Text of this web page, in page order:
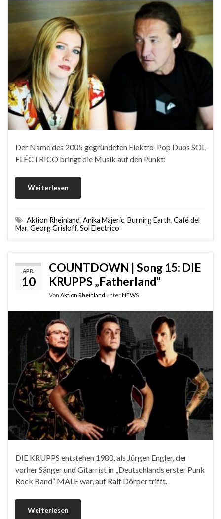
Der Name des 2005 gegründeten Elektro-Pop Duos SOL
ELÉCTRICO bringt die Musik auf den Punkt:
Weiterlesen
Aktion Rheinland, Anika Majeric, Burning Earth, Café del
Mar, Georg Grisloff, Sol Electrico
APR.
10
COUNTDOWN | Song 15: DIE
KRUPPS „Fatherland“
Von Aktion Rheinland unterNEWS
DIE KRUPPS entstehen 1980, als Jürgen Engler, der
vorher Sänger und Gitarrist in „Deutschlands erster Punk
Rock Band“ MALE war, auf Ralf Dörper trifft.
Weiterlesen